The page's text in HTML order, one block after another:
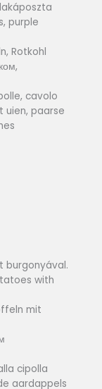
purple
Rotkohl
cavolo
uien, paarse
burgonyával.
with
mit
cipolla
aardappels